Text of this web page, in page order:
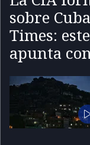
sobre
Times:
apunta